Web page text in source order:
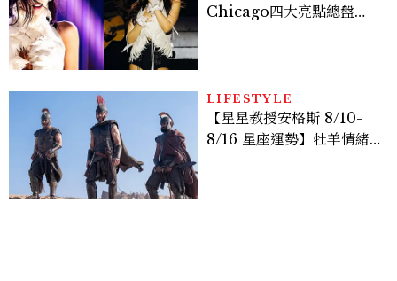
Chicago四大亮點總盤
LIFESTYLE
【星星教授安格斯 8/10-
8/16 星座運勢】牡羊情緒